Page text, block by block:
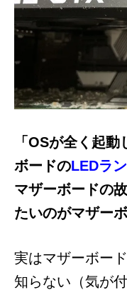
「OSが全く起動
ボードのLEDラ
マザーボードの
たいのがマザー
実はマザーボー
知らない（気が